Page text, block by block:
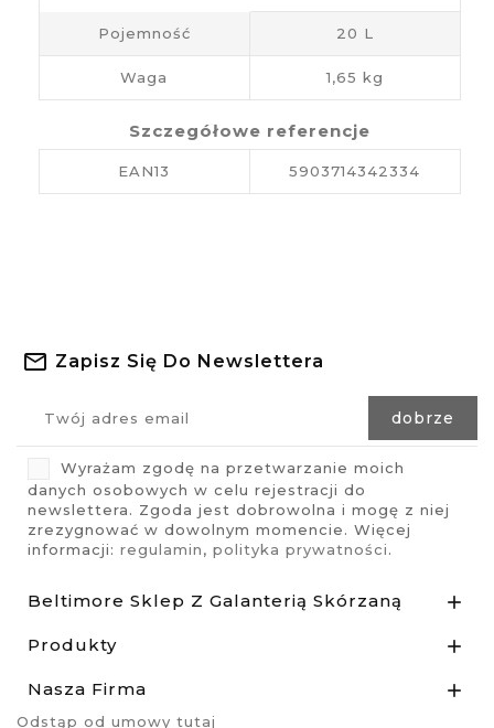
Pojemność 20 L
Waga 1,65 kg
Szczegółowe referencje
EAN13 5903714342334
Zapisz Się Do Newslettera
Wyrażam zgodę na przetwarzanie moich
danych osobowych w celu rejestracji do
newslettera. Zgoda jest dobrowolna i mogę z niej
zrezygnować w dowolnym momencie. Więcej
informacji: regulamin, polityka prywatności.
Beltimore Sklep Z Galanterią Skórzaną 
Produkty 
Nasza Firma 
Odstąp od umowy tutaj